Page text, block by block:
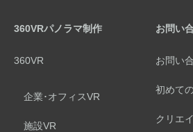
360VRパノラマ制作
360VR
企業･オフィスVR
施設VR
お問い
お問い
初めて
クリエ